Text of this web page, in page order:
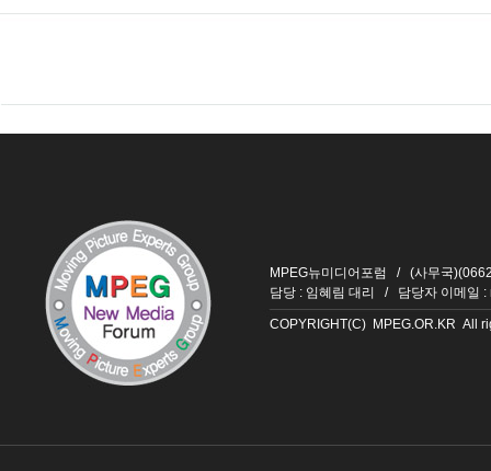
MPEG뉴미디어포럼 / (사무국
담당 : 임혜림 대리 / 담당자 이메일 :
COPYRIGHT(C) MPEG.OR.KR All